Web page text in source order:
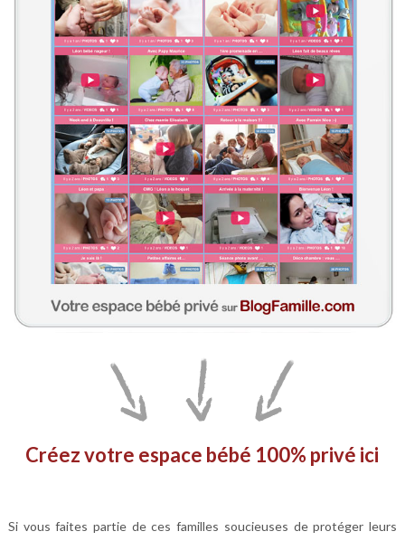
Créez votre espace bébé 100% privé ici
Si vous faites partie de ces familles soucieuses de protéger leurs